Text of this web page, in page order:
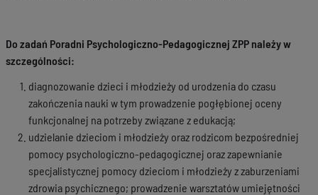
Do zadań Poradni Psychologiczno-Pedagogicznej ZPP należy w
szczególności:
diagnozowanie dzieci i młodzieży od urodzenia do czasu
zakończenia nauki w tym prowadzenie pogłębionej oceny
funkcjonalnej na potrzeby związane z edukacją;
udzielanie dzieciom i młodzieży oraz rodzicom bezpośredniej
pomocy psychologiczno-pedagogicznej oraz zapewnianie
specjalistycznej pomocy dzieciom i młodzieży z zaburzeniami
zdrowia psychicznego; prowadzenie warsztatów umiejętności